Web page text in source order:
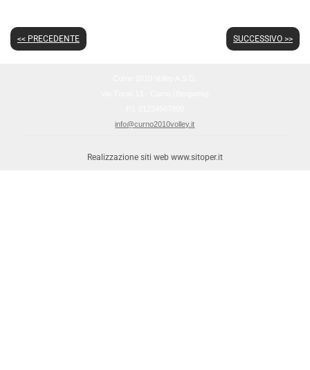
<< PRECEDENTE SUCCESSIVO >>
info@curno2010volley.it
Realizzazione siti web www.sitoper.it